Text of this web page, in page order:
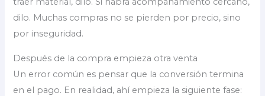
dilo. Muchas compras no se pierden por precio, sino
por inseguridad.
Después de la compra empieza otra venta
Un error común es pensar que la conversión termina
en el pago. En realidad, ahí empieza la siguiente fase: